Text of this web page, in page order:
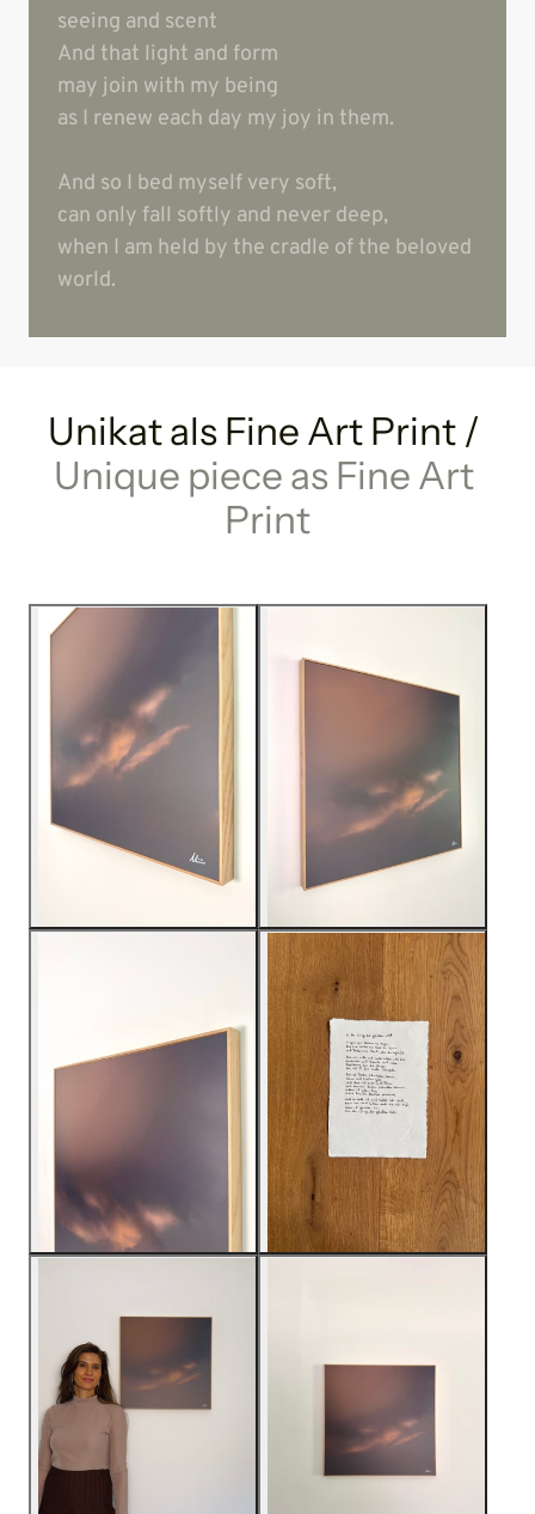
seeing and scent
And that light and form
may join with my being
as I renew each day my joy in them.
And so I bed myself very soft,
can only fall softly and never deep,
when I am held by the cradle of the beloved
world.
Unikat als Fine Art Print /
Unique piece as Fine
Print